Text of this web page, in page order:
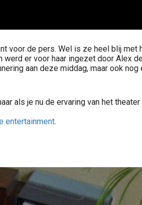
voor de pers. Wel is ze heel blij met
er voor haar ingezet door Alex
aan deze middag, maar ook nog
als je nu de ervaring van het
entertainment.